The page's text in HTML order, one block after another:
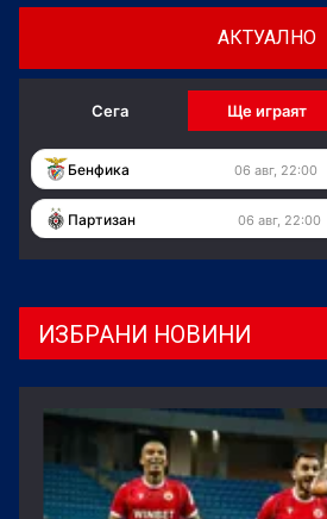
АКТУАЛНО
Сега Ще играят
Бенфика 06 авг, 22:00
Партизан 06 авг, 22:00
ИЗБРАНИ НОВИНИ